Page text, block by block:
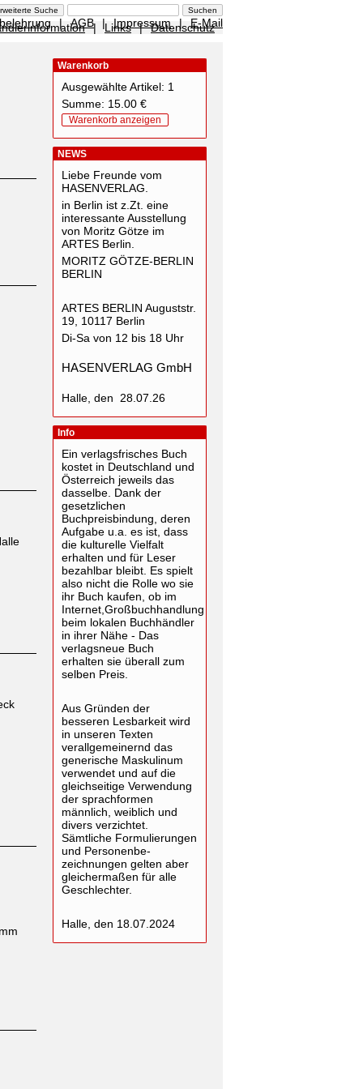
| AGB | Impressum | E-Mail
| Links | Datenschutz
Warenkorb
Ausgewählte Artikel: 1
Summe: 15.00 €
Warenkorb anzeigen
NEWS
Liebe Freunde vom
HASENVERLAG.
in Berlin ist z.Zt. eine
interessante Ausstellung
von Moritz Götze im
ARTES Berlin.
MORITZ GÖTZE-BERLIN
BERLIN
ARTES BERLIN Auguststr.
19, 10117 Berlin
Di-Sa von 12 bis 18 Uhr
HASENVERLAG GmbH
Halle, den 28.07.26
Info
Ein verlagsfrisches Buch
kostet in Deutschland und
Österreich jeweils das
dasselbe. Dank der
gesetzlichen
Buchpreisbindung, deren
Aufgabe u.a. es ist, dass
die kulturelle Vielfalt
erhalten und für Leser
bezahlbar bleibt. Es spielt
also nicht die Rolle wo sie
ihr Buch kaufen, ob im
Internet,Großbuchhandlung
beim lokalen Buchhändler
in ihrer Nähe - Das
verlagsneue Buch
erhalten sie überall zum
selben Preis.
Aus Gründen der
besseren Lesbarkeit wird
in unseren Texten
verallgemeinernd das
generische Maskulinum
verwendet und auf die
gleichseitige Verwendung
der sprachformen
männlich, weiblich und
divers verzichtet.
Sämtliche Formulierungen
und Personenbe-
zeichnungen gelten aber
gleichermaßen für alle
Geschlechter.
Halle, den 18.07.2024